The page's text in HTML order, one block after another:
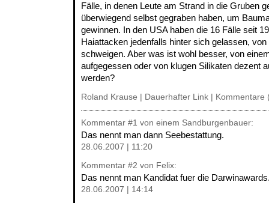
Fälle, in denen Leute am Strand in die Gruben
überwiegend selbst gegraben haben, um
gewinnen. In den USA haben die 16 Fälle seit
Haiattacken jedenfalls hinter sich gelassen,
schweigen. Aber was ist wohl besser, von
aufgegessen oder von klugen Silikaten dezent
werden?
Roland Krause | Dauerhafter Link| Kommentare
Kommentar #1 von einem Sandburgenbauer:
Das nennt man dann Seebestattung.
28.06.2007 | 11:20
Kommentar #2 von Felix:
Das nennt man Kandidat fuer die
28.06.2007 | 14:14